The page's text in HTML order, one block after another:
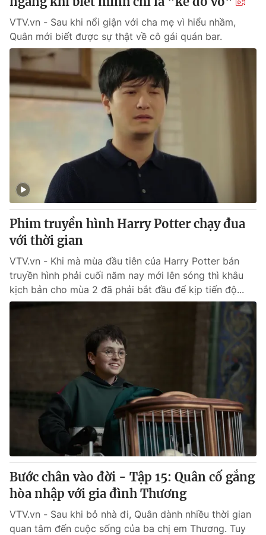
VTV.vn - Sau khi nổi giận với cha mẹ vì hiểu nhầm,
Quân mới biết được sự thật về cô gái quán bar.
Phim truyền hình Harry Potter chạy đua
với thời gian
VTV.vn - Khi mà mùa đầu tiên của Harry Potter bản
truyền hình phải cuối năm nay mới lên sóng thì khâu
kịch bản cho mùa 2 đã phải bắt đầu để kịp tiến độ...
Bước chân vào đời - Tập 15: Quân cố gắng
hòa nhập với gia đình Thương
VTV.vn - Sau khi bỏ nhà đi, Quân dành nhiều thời gian
quan tâm đến cuộc sống của ba chị em Thương. Tuy